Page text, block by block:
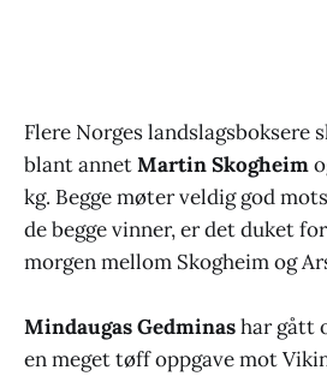
Flere Norges landslagsboksere
blant annetMartin Skogheim
kg. Begge møter veldig god
de begge vinner, er det duket
morgen mellom Skogheim og
Mindaugas Gedminashar gått
en meget tøff oppgave mot